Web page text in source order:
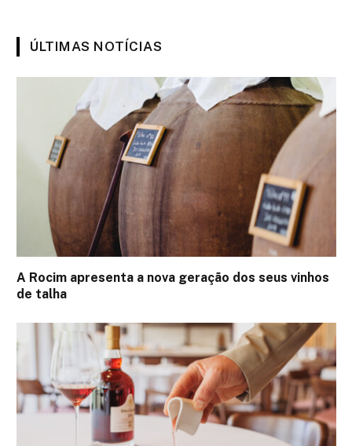
ÚLTIMAS NOTÍCIAS
A Rocim apresenta a nova geração dos seus vinhos
de talha